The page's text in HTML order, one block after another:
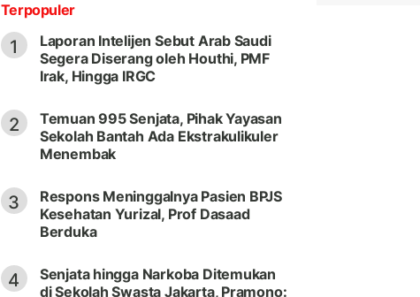
Terpopuler
1
Laporan Intelijen Sebut Arab Saudi
Segera Diserang oleh Houthi, PMF
Irak, Hingga IRGC
2
Temuan 995 Senjata, Pihak Yayasan
Sekolah Bantah Ada Ekstrakulikuler
Menembak
3
Respons Meninggalnya Pasien BPJS
Kesehatan Yurizal, Prof Dasaad
Berduka
4
Senjata hingga Narkoba Ditemukan
di Sekolah Swasta Jakarta, Pramono: